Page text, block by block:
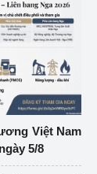
Việt Nam
5/8